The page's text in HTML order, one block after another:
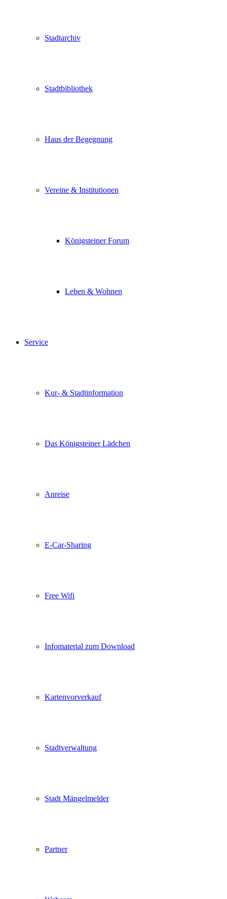
Stadtarchiv
Stadtbibliothek
Haus der Begegnung
Vereine & Institutionen
Königsteiner Forum
Leben & Wohnen
Service
Kur- & Stadtinformation
Das Königsteiner Lädchen
Anreise
E-Car-Sharing
Free Wifi
Infomaterial zum Download
Kartenvorverkauf
Stadtverwaltung
Stadt Mängelmelder
Partner